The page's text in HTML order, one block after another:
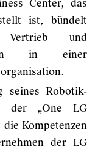
Center, das
ist, bündelt
Vertrieb und
in einer
seines Robotik-
der „One LG
Kompetenzen
der LG